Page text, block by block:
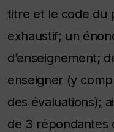
titre et le code du
exhaustif; un
d’enseignement;
enseigner (y
des évaluations);
de 3 répondantes